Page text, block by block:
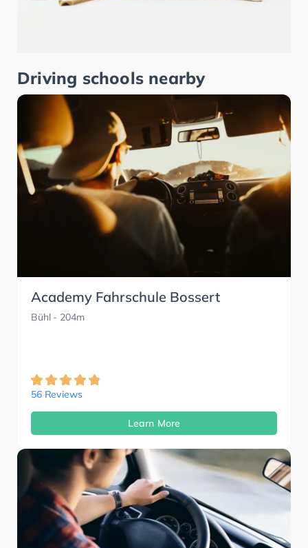
Driving schools nearby
Academy Fahrschule Bossert
Bühl- 204m
56 Reviews
Learn More